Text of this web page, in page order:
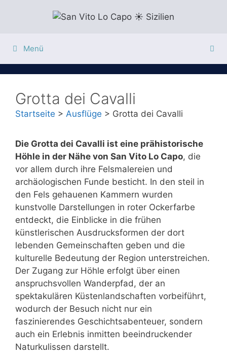
Menü
Grotta dei Cavalli
Startseite > Ausflüge > Grotta dei Cavalli
Die Grotta dei Cavalli ist eine prähistorische
Höhle in der Nähe von San Vito Lo Capo, die
vor allem durch ihre Felsmalereien und
archäologischen Funde besticht. In den steil in
den Fels gehauenen Kammern wurden
kunstvolle Darstellungen in roter Ockerfarbe
entdeckt, die Einblicke in die frühen
künstlerischen Ausdrucksformen der dort
lebenden Gemeinschaften geben und die
kulturelle Bedeutung der Region unterstreichen.
Der Zugang zur Höhle erfolgt über einen
anspruchsvollen Wanderpfad, der an
spektakulären Küstenlandschaften vorbeiführt,
wodurch der Besuch nicht nur ein
faszinierendes Geschichtsabenteuer, sondern
auch ein Erlebnis inmitten beeindruckender
Naturkulissen darstellt.